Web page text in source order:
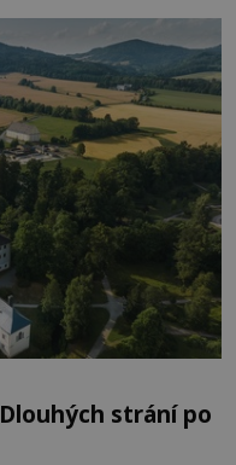
se paměť
strání po